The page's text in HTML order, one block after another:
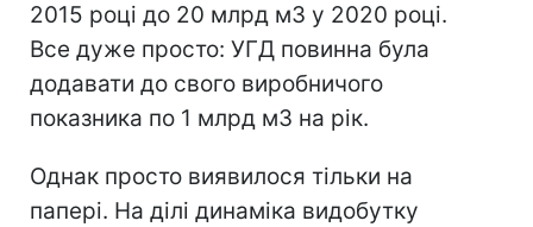
2015 році до 20 млрд м3 у 2020 році.
Все дуже просто: УГД повинна була
додавати до свого виробничого
показника по 1 млрд м3 на рік.
Однак просто виявилося тільки на
папері. На ділі динаміка видобутку